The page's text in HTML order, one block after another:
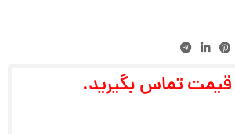
قیمت تماس بگیرید.